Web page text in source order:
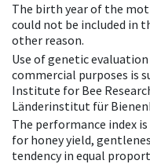
The birth year of the
could not be included in
other reason.
Use of genetic
commercial purposes is
Institute for Bee
Länderinstitut für
The performance index
for honey yield,
tendency in equal